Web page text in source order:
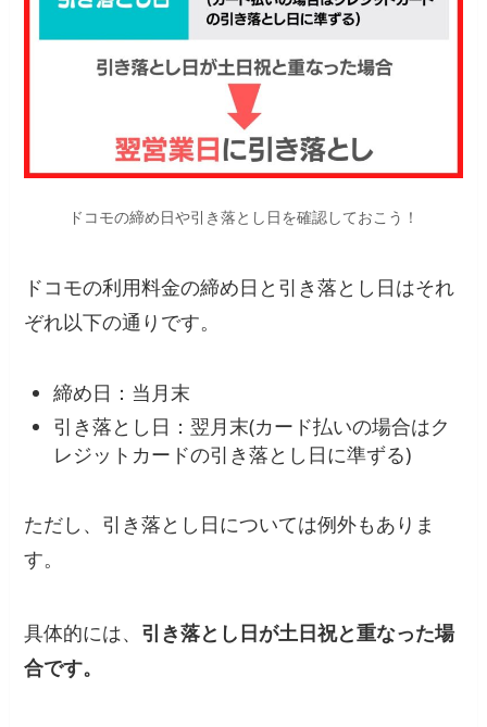
ドコモの締め日や引き落とし日を確認しておこう！
ドコモの利用料金の締め日と引き落とし日はそれ
ぞれ以下の通りです。
締め日：当月末
引き落とし日：翌月末(カード払いの場合はク
レジットカードの引き落とし日に準ずる)
ただし、引き落とし日については例外もありま
す。
具体的には、 引き落とし日が土日祝と重なった場
合です。